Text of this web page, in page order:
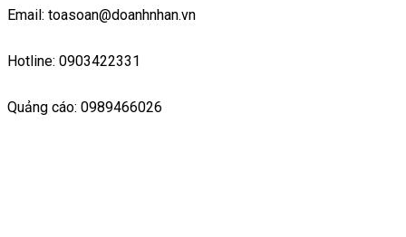
Email: toasoan@doanhnhan.vn
Hotline: 0903422331
Quảng cáo: 0989466026